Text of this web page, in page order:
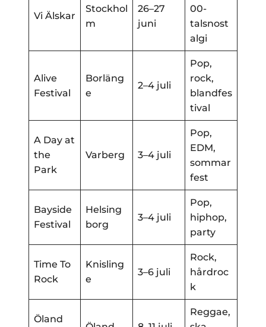
Vi Älskar
Stockhol
m
26–27
juni
00-
talsnost
algi
Alive
Festival
Borläng
e
2–4 juli
Pop,
rock,
blandfes
tival
A Day at
the
Park
Varberg 3–4 juli
Pop,
EDM,
sommar
fest
Bayside
Festival
Helsing
borg
3–4 juli
Pop,
hiphop,
party
Time To
Rock
Knisling
e
3–6 juli
Rock,
hårdroc
k
Öland
Reggae,